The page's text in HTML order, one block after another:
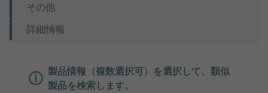
その他
詳細情報
製品情報（複数選択可）を選択して、類似
製品を検索します。